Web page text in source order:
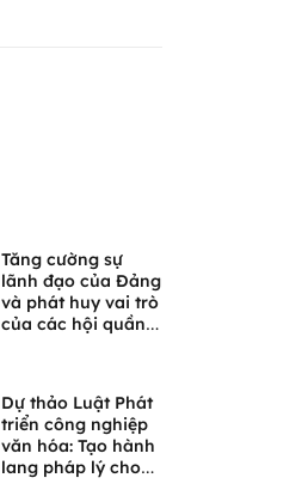
Tăng cường sự
lãnh đạo của Đảng
và phát huy vai trò
của các hội quần
Dự thảo Luật Phát
triển công nghiệp
văn hóa: Tạo hành
lang pháp lý cho